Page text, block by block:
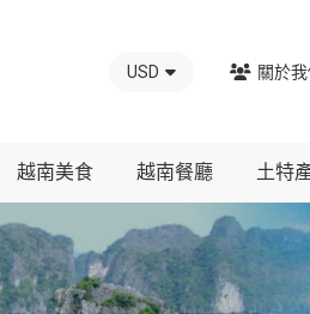
USD 關於
越南美食 越南餐廳 土特